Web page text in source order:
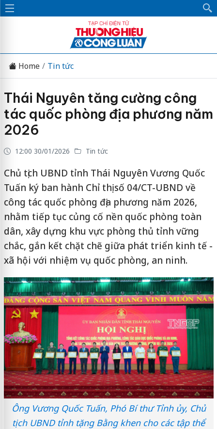
Home Tin tức
Thái Nguyên tăng cường công
tác quốc phòng địa phương năm
2026
12:00 30/01/2026 Tin tức
Chủ tịch UBND tỉnh Thái Nguyên Vương Quốc
Tuấn ký ban hành Chỉ thị số 04/CT-UBND về
công tác quốc phòng địa phương năm 2026,
nhằm tiếp tục củng cố nền quốc phòng toàn
dân, xây dựng khu vực phòng thủ tỉnh vững
chắc, gắn kết chặt chẽ giữa phát triển kinh tế -
xã hội với nhiệm vụ quốc phòng, an ninh.
Ông Vương Quốc Tuấn, Phó Bí thư Tỉnh ủy, Chủ
tịch UBND tỉnh tặng Bằng khen cho các tập thể